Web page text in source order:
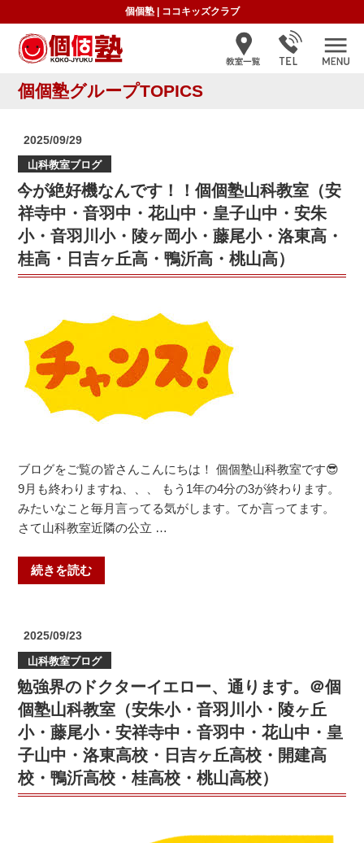
個個塾| ココキッズクラブ
個個塾グループTOPICS
投
日:
2025/09/29
山科教室ブログ
今が絶好機なんです！！個個塾山科教室（安
祥寺中・音羽中・花山中・皇子山中・安朱
小・音羽川小・陵ヶ岡小・藤尾小・洛東高・
桂高・日吉ヶ丘高・鴨沂高・桃山高）
ブログをご覧の皆さんこんにちは！ 個個塾山科教室です😎
9月も終わりますね、、、 もう1年の4分の3が終わります。
みたいなこと毎月言ってる気がします。てか言ってます。
さて山科教室近隣の公立 …
“今
が
な
ん
で
す！！
個
個
塾
続きを読む
投
日:
2025/09/23
山科教室ブログ
勉強界のドクターイエロー、通ります。＠個
個塾山科教室（安朱小・音羽川小・陵ヶ丘
小・藤尾小・安祥寺中・音羽中・花山中・皇
子山中・洛東高校・日吉ヶ丘高校・開建高
校・鴨沂高校・桂高校・桃山高校）